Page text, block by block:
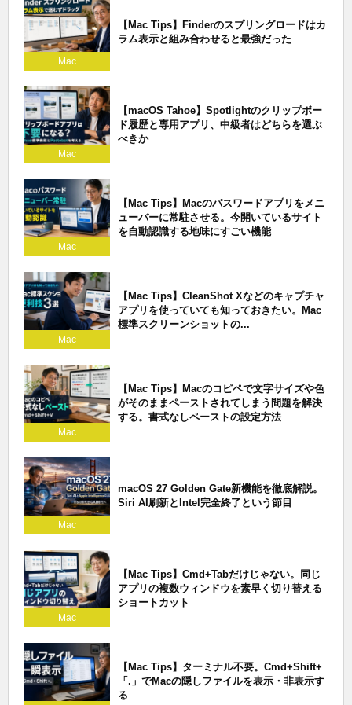
Mac
【Mac Tips】Finderのスプリングロードはカ
ラム表示と組み合わせると最強だった
Mac
【macOS Tahoe】Spotlightのクリップボー
ド履歴と専用アプリ、中級者はどちらを選ぶ
べきか
Mac
【Mac Tips】Macのパスワードアプリをメニ
ューバーに常駐させる。今開いているサイト
を自動認識する地味にすごい機能
Mac
【Mac Tips】CleanShot Xなどのキャプチャ
アプリを使っていても知っておきたい。Mac
標準スクリーンショットの...
Mac
【Mac Tips】Macのコピペで文字サイズや色
がそのままペーストされてしまう問題を解決
する。書式なしペーストの設定方法
Mac
macOS 27 Golden Gate新機能を徹底解説。
Siri AI刷新とIntel完全終了という節目
Mac
【Mac Tips】Cmd+Tabだけじゃない。同じ
アプリの複数ウィンドウを素早く切り替える
ショートカット
【Mac Tips】ターミナル不要。Cmd+Shift+
「.」でMacの隠しファイルを表示・非表示す
る